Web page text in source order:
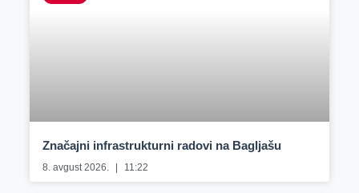
Značajni infrastrukturni radovi na Bagljašu
8. avgust 2026. 11:22